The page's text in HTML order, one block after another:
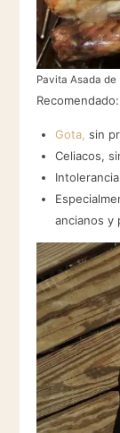
Pavita Asada
Recomendado:
Gota, sin
Celiacos,
ancianos y